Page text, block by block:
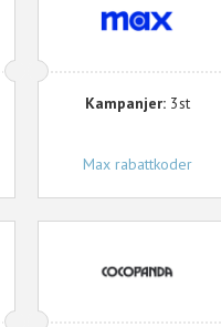
Kampanjer:3st
Max rabattkoder